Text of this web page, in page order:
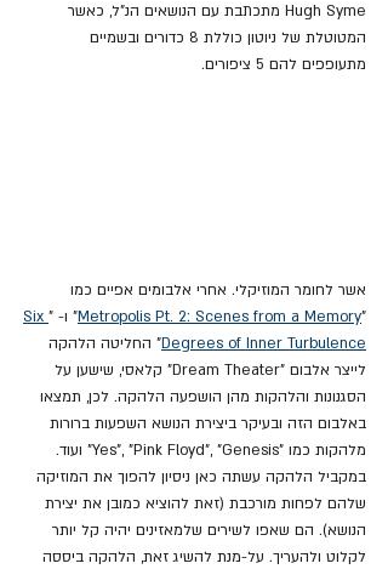
Hugh Syme מתכתבת עם הנושאים הנ"ל, כאשר
המטוטלת של ניוטון כוללת 8 כדורים ובשמיים
מתעופפים להם 5 ציפורים.
אשר לחומר המוזיקלי. אחרי אלבומים אפיים כמו
"
Metropolis Pt. 2: Scenes from a Memory" ו- " Six
Degrees of Inner Turbulence" החליטה הלהקה
לייצר אלבום "Dream Theater" קלאסי, שישען על
הסגנונות והלהקות מהן הושפעה הלהקה. לכן, תמצאו
באלבום הזה ובעיקר ביצירת הנושא השפעות ברורות
מלהקות כמו "Yes", "Pink Floyd", "Genesis" ועוד.
במקביל הלהקה עשתה כאן ניסיון להפוך את המוזיקה
שלהם לפחות מורכבת (זאת להוציא כמובן את יצירת
הנושא). הם שאפו לשירים שלמאזינים יהיה קל יותר
לקלוט ולהעריך. על-מנת להשיג זאת, הלהקה ביססה